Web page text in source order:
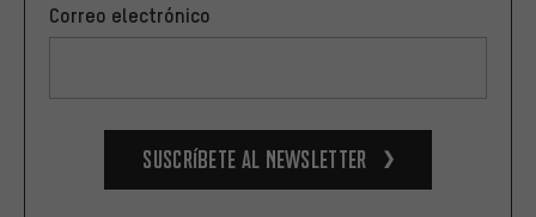
Correo electrónico
Suscríbete al newsletter